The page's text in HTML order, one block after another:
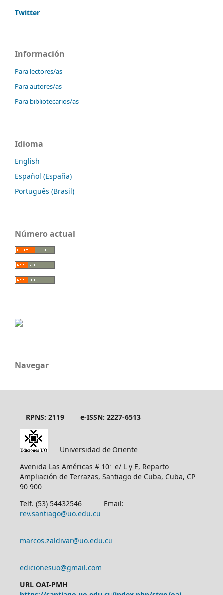
Twitter
Información
Para lectores/as
Para autores/as
Para bibliotecarios/as
Idioma
English
Español (España)
Português (Brasil)
Número actual
Navegar
RPNS: 2119 e-ISSN: 2227-6513
Universidad de Oriente
Avenida Las Américas # 101 e/ L y E, Reparto
Ampliación de Terrazas, Santiago de Cuba, Cuba, CP
90 900
Telf. (53) 54432546 Email:
rev.santiago@uo.edu.cu
marcos.zaldivar@uo.edu.cu
edicionesuo@gmail.com
URL OAI-PMH